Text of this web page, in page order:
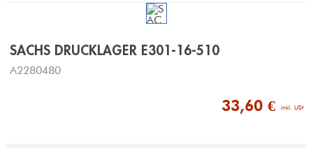
SACHS DRUCKLAGER E301-16-510
A2280480
33,60 € inkl. USt